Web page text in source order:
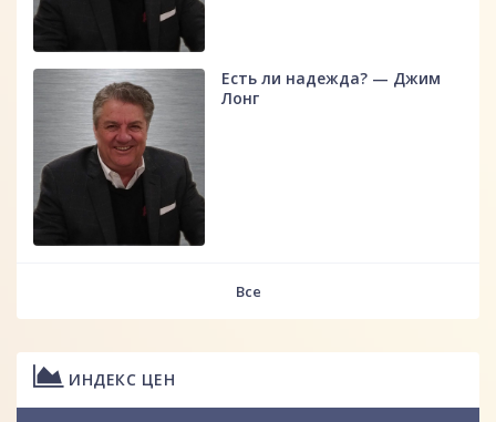
Есть ли надежда? — Джим
Лонг
Все
ИНДЕКС ЦЕН